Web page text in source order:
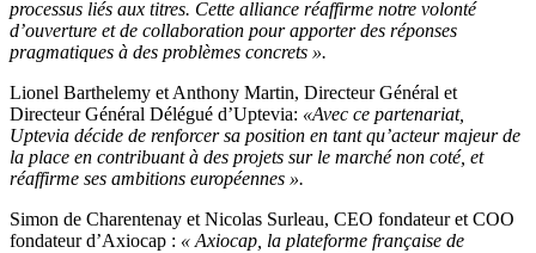
processus liés aux titres. Cette alliance réaffirme notre volonté
d’ouverture et de collaboration pour apporter des réponses
pragmatiques à des problèmes concrets ».
Lionel Barthelemy et Anthony Martin, Directeur Général et
Directeur Général Délégué d’Uptevia: «Avec ce partenariat,
Uptevia décide de renforcer sa position en tant qu’acteur majeur de
la place en contribuant à des projets sur le marché non coté, et
réaffirme ses ambitions européennes ».
Simon de Charentenay et Nicolas Surleau, CEO fondateur et COO
fondateur d’Axiocap : « Axiocap, la plateforme française de